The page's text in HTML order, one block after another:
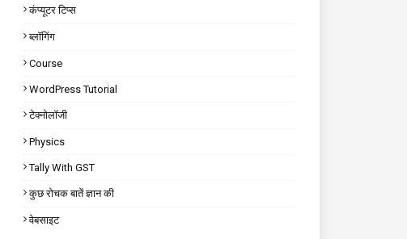
कंप्यूटर टिप्स
ब्लॉगिंग
Course
WordPress Tutorial
टेक्नोलॉजी
Physics
Tally With GST
कुछ रोचक बातें ज्ञान की
वेबसाइट